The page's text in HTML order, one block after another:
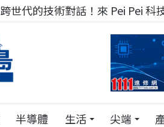
科技人的經驗傳承地！在 Pei Pei
半導體 生活 尖端